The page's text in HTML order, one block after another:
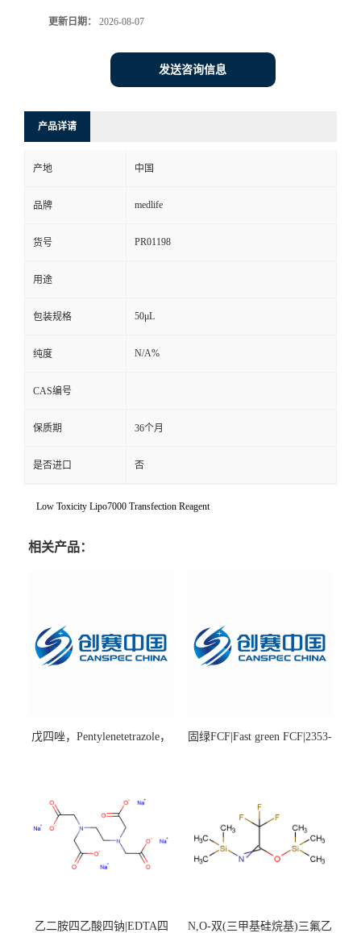
更新日期： 2026-08-07
发送咨询信息
产品详请
产地 中国
品牌 medlife
货号 PR01198
用途
包装规格 50μL
纯度 N/A%
CAS编号
保质期 36个月
是否进口 否
Low Toxicity Lipo7000 Transfection Reagent
相关产品：
戊四唑，Pentylenetetrazole，
固绿FCF|Fast green FCF|2353-
乙二胺四乙酸四钠|EDTA四
N,O-双(三甲基硅烷基)三氟乙